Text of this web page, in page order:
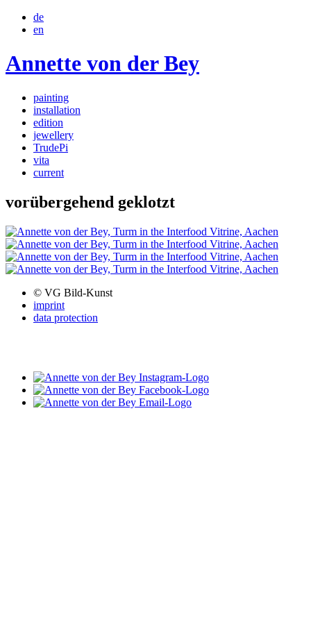
de
en
Annette von der Bey
painting
installation
edition
jewellery
TrudePi
vita
current
vorübergehend geklotzt
© VG Bild-Kunst
imprint
data protection